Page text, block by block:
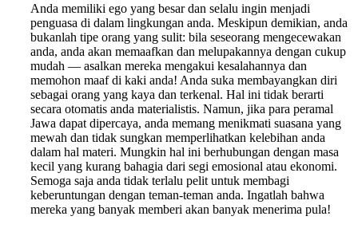
Anda memiliki ego yang besar dan selalu ingin menjadi
penguasa di dalam lingkungan anda. Meskipun demikian, anda
bukanlah tipe orang yang sulit: bila seseorang mengecewakan
anda, anda akan memaafkan dan melupakannya dengan cukup
mudah — asalkan mereka mengakui kesalahannya dan
memohon maaf di kaki anda! Anda suka membayangkan diri
sebagai orang yang kaya dan terkenal. Hal ini tidak berarti
secara otomatis anda materialistis. Namun, jika para peramal
Jawa dapat dipercaya, anda memang menikmati suasana yang
mewah dan tidak sungkan memperlihatkan kelebihan anda
dalam hal materi. Mungkin hal ini berhubungan dengan masa
kecil yang kurang bahagia dari segi emosional atau ekonomi.
Semoga saja anda tidak terlalu pelit untuk membagi
keberuntungan dengan teman-teman anda. Ingatlah bahwa
mereka yang banyak memberi akan banyak menerima pula!